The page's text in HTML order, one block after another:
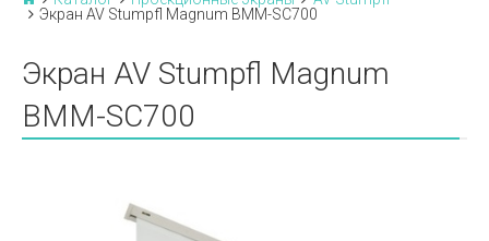
Экран AV Stumpfl Magnum BMM-SC700
Экран AV Stumpfl Magnum
BMM-SC700